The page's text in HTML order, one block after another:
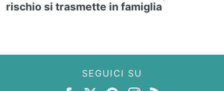
rischio si trasmette in famiglia
SEGUICI SU